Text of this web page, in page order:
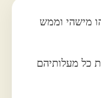
מישהי וממש
כל מעלותיהם